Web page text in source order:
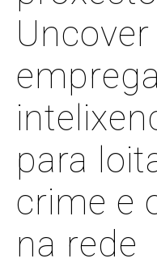
para
crime e
na rede